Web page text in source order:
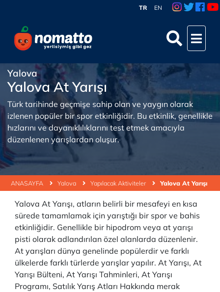
TR EN
ANASAYFA Yalova Yapılacak Aktiviteler Yalova At Yarışı
Yalova
Yalova At Yarışı
Türk tarihinde geçmişe sahip olan ve yaygın olarak
izlenen popüler bir spor etkinliğidir. Bu etkinlik, genellikle
hızlarını ve dayanıklılıklarını test etmek amacıyla
düzenlenen yarışlardan oluşur.
Yalova At Yarışı, atların belirli bir mesafeyi en kısa
sürede tamamlamak için yarıştığı bir spor ve bahis
etkinliğidir. Genellikle bir hipodrom veya at yarışı
pisti olarak adlandırılan özel alanlarda düzenlenir.
At yarışları dünya genelinde popülerdir ve farklı
ülkelerde farklı türlerde yarışlar yapılır. At Yarışı, At
Yarışı Bülteni, At Yarışı Tahminleri, At Yarışı
Programı, Satılık Yarış Atları Hakkında merak